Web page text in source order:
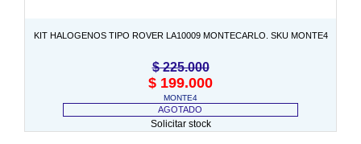
KIT HALOGENOS TIPO ROVER LA10009 MONTECARLO. SKU MONTE4
$225.000
$ 199.000
MONTE4
AGOTADO
Solicitar stock